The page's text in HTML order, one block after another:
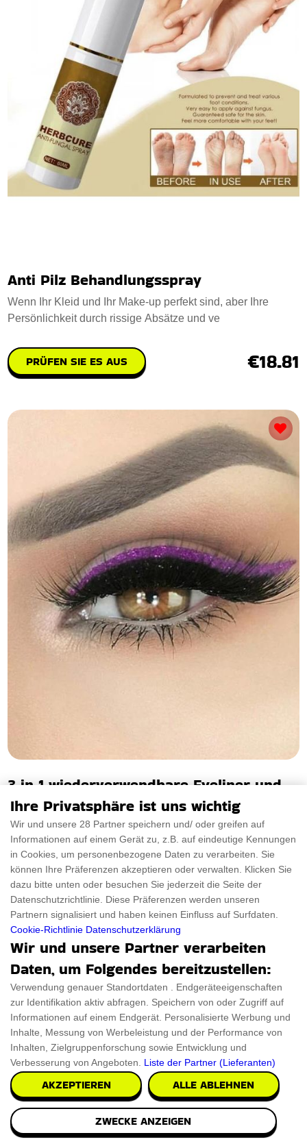
Anti Pilz Behandlungsspray
Wenn Ihr Kleid und Ihr Make-up perfekt sind, aber Ihre
Persönlichkeit durch rissige Absätze und ve
PRÜFEN SIE ES AUS €18.81
3 in 1 wiederverwendbare Eyeliner und
Wimpernaufkleber
Ich kann Ihnen gar nicht sagen, wie wichtig die Augen für
das Gesicht sind, wenn Sie sich schminken
PRÜFEN SIE ES AUS €14.10
Ihre Privatsphäre ist uns wichtig
Wir und unsere 28 Partner speichern und/ oder greifen auf
Informationen auf einem Gerät zu, z.B. auf eindeutige Kennungen
in Cookies, um personenbezogene Daten zu verarbeiten. Sie
können Ihre Präferenzen akzeptieren oder verwalten. Klicken Sie
dazu bitte unten oder besuchen Sie jederzeit die Seite der
Datenschutzrichtlinie. Diese Präferenzen werden unseren
Partnern signalisiert und haben keinen Einfluss auf Surfdaten.
Cookie-Richtlinie Datenschutzerklärung
Wir und unsere Partner verarbeiten
Daten, um Folgendes bereitzustellen:
Verwendung genauer Standortdaten . Endgeräteeigenschaften
zur Identifikation aktiv abfragen. Speichern von oder Zugriff auf
Informationen auf einem Endgerät. Personalisierte Werbung und
Inhalte, Messung von Werbeleistung und der Performance von
Inhalten, Zielgruppenforschung sowie Entwicklung und
Verbesserung von Angeboten. Liste der Partner (Lieferanten)
AKZEPTIEREN ALLE ABLEHNEN
ZWECKE ANZEIGEN